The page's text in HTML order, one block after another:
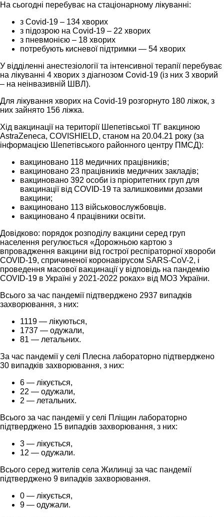
На сьогодні перебуває на стаціонарному лікуванні:
з Covid-19 – 134 хворих
з підозрою на Covid-19 – 22 хворих
з пневмонією – 18 хворих
потребують кисневої підтримки — 54 хворих
У відділенні анестезіології та інтенсивної терапії перебуває
на лікуванні 4 хворих з діагнозом Covid-19 (із них 3 хворий
– на неінвазивній ШВЛ).
Для лікування хворих на Covid-19 розгорнуто 180 ліжок, з
них зайнято 156 ліжка.
Хід вакцинації на території Шепетівської ТГ вакциною
AstraZeneca, COVISHIELD, станом на 20.04.21 року (за
інформацією Шепетівського районного центру ПМСД):
вакциновано 118 медичних працівників;
вакциновано 23 працівників медичних закладів;
вакциновано 392 особи із пріоритетних груп для
вакцинації від COVID-19 та залишковими дозами
вакцини;
вакциновано 113 військовослужбовців.
вакциновано 4 працівники освіти.
Довідково: порядок розподілу вакцини серед груп
населення регулюється «Дорожньою картою з
впровадження вакцини від гострої респіраторної хвороби
COVID-19, спричиненої коронавірусом SARS-CoV-2, і
проведення масової вакцинації у відповідь на пандемію
COVID-19 в Україні у 2021-2022 роках» від МОЗ України.
Всього за час пандемії підтверджено 2937 випадків
захворювання, з них:
1119 — лікуються,
1737 — одужали,
81 — летальних.
За час пандемії у селі Плесна лабораторно підтверджено
30 випадків захворювання, з них:
6 — лікується,
22 — одужали,
2 — летальних.
Всього за час пандемії у селі Пліщин лабораторно
підтверджено 15 випадків захворювання, з них:
3 — лікується,
12 — одужали.
Всього серед жителів села Жилинці за час пандемії
підтверджено 9 випадків захворювання.
0 — лікується,
9 — одужали.